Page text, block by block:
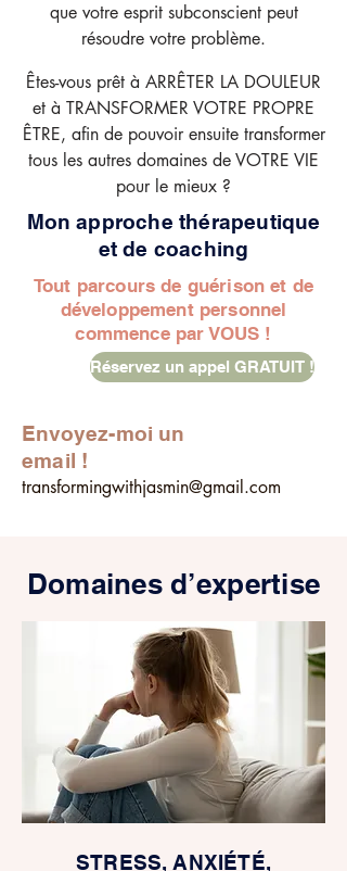
que votre esprit subconscient peut
résoudre votre problème.
Êtes-vous prêt à ARRÊTER LA DOULEUR
et à TRANSFORMER VOTRE PROPRE
ÊTRE, afin de pouvoir ensuite transformer
tous les autres domaines de VOTRE VIE
pour le mieux ?
Mon approche thérapeutique
et de coaching
Tout parcours de guérison et de
développement personnel
commence par VOUS !
Réservez un appel GRATUIT !
Envoyez-moi un
email !
transformingwithjasmin@gmail.com
Domaines d’expertise
STRESS, ANXIÉTÉ,